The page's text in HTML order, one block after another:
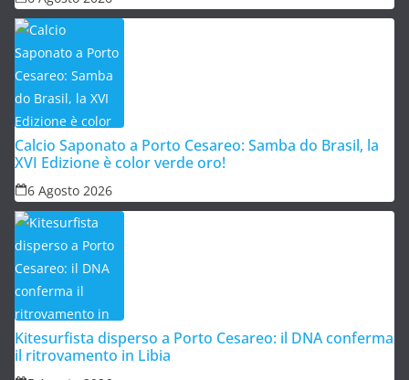
Calcio Saponato a Porto Cesareo: Samba do Brasil, la
XVI Edizione è color verde oro!
6 Agosto 2026
Kitesurfista disperso a Porto Cesareo: il DNA conferma
il ritrovamento in Libia